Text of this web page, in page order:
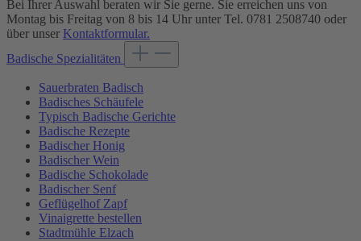
Bei Ihrer Auswahl beraten wir Sie gerne. Sie erreichen uns von
Montag bis Freitag von 8 bis 14 Uhr unter Tel. 0781 2508740 oder
über unser Kontaktformular.
Badische Spezialitäten
Sauerbraten Badisch
Badisches Schäufele
Typisch Badische Gerichte
Badische Rezepte
Badischer Honig
Badischer Wein
Badische Schokolade
Badischer Senf
Geflügelhof Zapf
Vinaigrette bestellen
Stadtmühle Elzach